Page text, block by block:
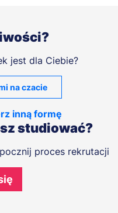
jest dla Ciebie?
na czacie
inną formę
studiować?
proces rekrutacji